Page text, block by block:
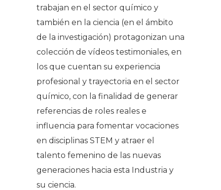
trabajan en el sector químico y
también en la ciencia (en el ámbito
de la investigación) protagonizan una
colección de vídeos testimoniales, en
los que cuentan su experiencia
profesional y trayectoria en el sector
químico, con la finalidad de generar
referencias de roles reales e
influencia para fomentar vocaciones
en disciplinas STEM y atraer el
talento femenino de las nuevas
generaciones hacia esta Industria y
su ciencia.